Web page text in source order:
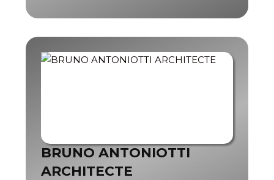
BRUNO ANTONIOTTI
ARCHITECTE